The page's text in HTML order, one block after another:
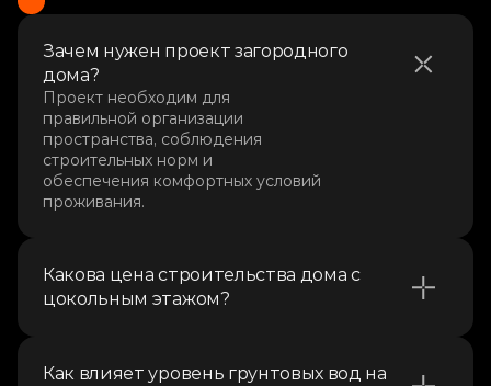
Зачем нужен проект загородного
дома?
Проект необходим для
правильной организации
пространства, соблюдения
строительных норм и
обеспечения комфортных условий
проживания.
Какова цена строительства дома с
цокольным этажом?
Как влияет уровень грунтовых вод на